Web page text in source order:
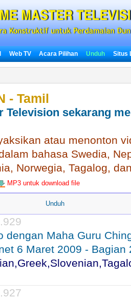
Web TV Acara Pilihan Unduh Situs
- Tamil
Television sekarang
atau menonton
bahasa Swedia,
Norwegia, Tagalog,
MP3 untuk download file
Unduh
dengan Maha Guru
6 Maret 2009 - Bagian